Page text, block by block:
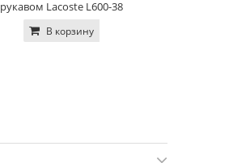
рукавом Lacoste L600-38
В корзину